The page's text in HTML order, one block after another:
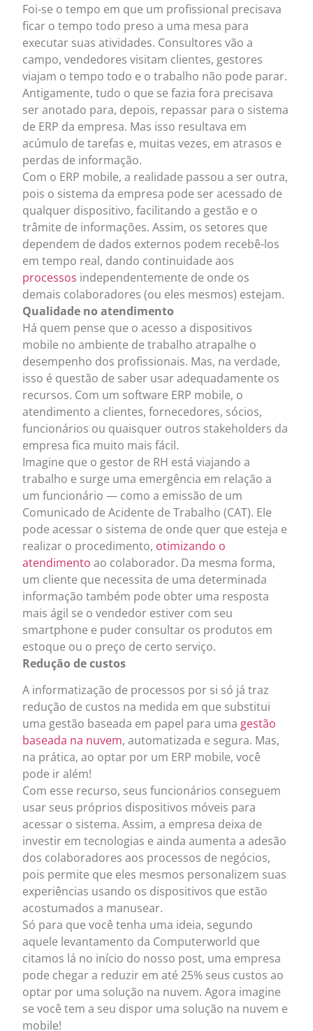
Foi-se o tempo em que um profissional precisava
ficar o tempo todo preso a uma mesa para
executar suas atividades. Consultores vão a
campo, vendedores visitam clientes, gestores
viajam o tempo todo e o trabalho não pode parar.
Antigamente, tudo o que se fazia fora precisava
ser anotado para, depois, repassar para o sistema
de ERP da empresa. Mas isso resultava em
acúmulo de tarefas e, muitas vezes, em atrasos e
perdas de informação.
Com o ERP mobile, a realidade passou a ser outra,
pois o sistema da empresa pode ser acessado de
qualquer dispositivo, facilitando a gestão e o
trâmite de informações. Assim, os setores que
dependem de dados externos podem recebê-los
em tempo real, dando continuidade aos
processos independentemente de onde os
demais colaboradores (ou eles mesmos) estejam.
Qualidade no atendimento
Há quem pense que o acesso a dispositivos
mobile no ambiente de trabalho atrapalhe o
desempenho dos profissionais. Mas, na verdade,
isso é questão de saber usar adequadamente os
recursos. Com um software ERP mobile, o
atendimento a clientes, fornecedores, sócios,
funcionários ou quaisquer outros stakeholders da
empresa fica muito mais fácil.
Imagine que o gestor de RH está viajando a
trabalho e surge uma emergência em relação a
um funcionário — como a emissão de um
Comunicado de Acidente de Trabalho (CAT). Ele
pode acessar o sistema de onde quer que esteja e
realizar o procedimento, otimizando o
atendimentoao colaborador. Da mesma forma,
um cliente que necessita de uma determinada
informação também pode obter uma resposta
mais ágil se o vendedor estiver com seu
smartphone e puder consultar os produtos em
estoque ou o preço de certo serviço.
Redução de custos
A informatização de processos por si só já traz
redução de custos na medida em que substitui
uma gestão baseada em papel para uma gestão
baseada na nuvem, automatizada e segura. Mas,
na prática, ao optar por um ERP mobile, você
pode ir além!
Com esse recurso, seus funcionários conseguem
usar seus próprios dispositivos móveis para
acessar o sistema. Assim, a empresa deixa de
investir em tecnologias e ainda aumenta a adesão
dos colaboradores aos processos de negócios,
pois permite que eles mesmos personalizem suas
experiências usando os dispositivos que estão
acostumados a manusear.
Só para que você tenha uma ideia, segundo
aquele levantamento da Computerworld que
citamos lá no início do nosso post, uma empresa
pode chegar a reduzir em até 25% seus custos ao
optar por uma solução na nuvem. Agora imagine
se você tem a seu dispor uma solução na nuvem e
mobile!